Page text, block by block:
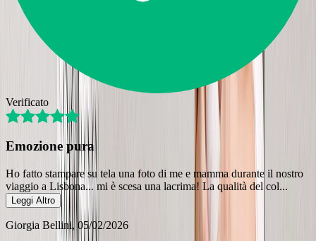
Verificato
Emozione pura
Ho fatto stampare su tela una foto di me e mamma durante il nostro
viaggio a Lisbona... mi è scesa una lacrima! La qualità del col...
Leggi Altro
Giorgia Bellini, 05/02/2026